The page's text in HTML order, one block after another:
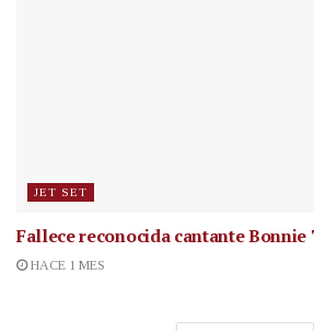
JET SET
Fallece reconocida cantanteBonnie
HACE 1 MES